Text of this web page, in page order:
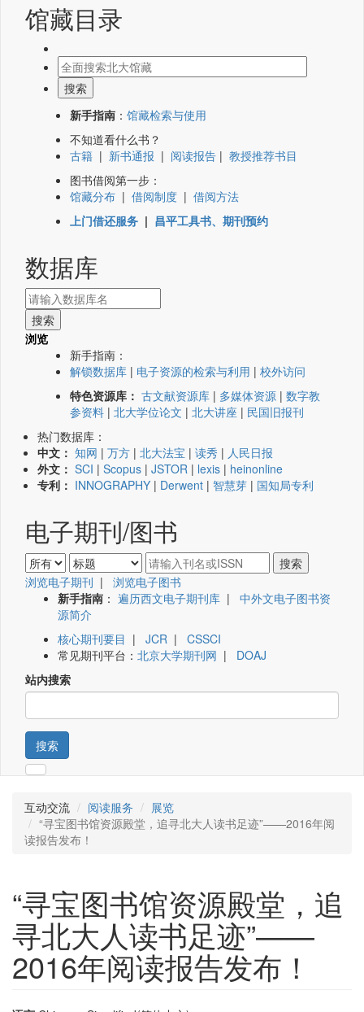
馆藏目录
新手指南 ： 馆藏检索与使用
不知道看什么书？
古籍 | 新书通报 | 阅读报告 | 教授推荐书目
图书借阅第一步：
馆藏分布 | 借阅制度 | 借阅方法
上门借还服务 | 昌平工具书、期刊预约
数据库
浏览
新手指南：
解锁数据库 | 电子资源的检索与利用 | 校外访问
特色资源库： 古文献资源库 | 多媒体资源 | 数字教
参资料 | 北大学位论文 | 北大讲座 | 民国旧报刊
热门数据库：
中文： 知网 | 万方 | 北大法宝 | 读秀 | 人民日报
外文： SCI | Scopus | JSTOR | lexis | heinonline
专利： INNOGRAPHY | Derwent | 智慧芽 | 国知局专利
电子期刊/图书
浏览电子期刊 | 浏览电子图书
新手指南 ： 遍历西文电子期刊库 | 中外文电子图书资
源简介
核心期刊要目 | JCR | CSSCI
常见期刊平台： 北京大学期刊网 | DOAJ
站内搜索
搜索
互动交流 阅读服务
展览
“寻宝图书馆资源殿堂，追寻北大人读书足迹”——2016年阅
读报告发布！
“寻宝图书馆资源殿堂，追
寻北大人读书足迹”——
2016年阅读报告发布！